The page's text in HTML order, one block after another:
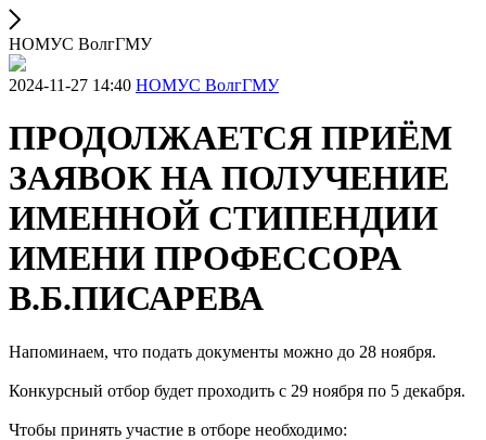
НОМУС ВолгГМУ
2024-11-27 14:40 НОМУС ВолгГМУ
ПРОДОЛЖАЕТСЯ ПРИЁМ
ЗАЯВОК НА ПОЛУЧЕНИЕ
ИМЕННОЙ СТИПЕНДИИ
ИМЕНИ ПРОФЕССОРА
В.Б.ПИСАРЕВА
Напоминаем, что подать документы можно до 28 ноября.
Конкурсный отбор будет проходить с 29 ноября по 5 декабря.
Чтобы принять участие в отборе необходимо: